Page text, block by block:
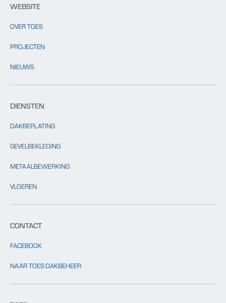
WEBSITE
OVER TOES
PROJECTEN
NIEUWS
DIENSTEN
DAKBEPLATING
GEVELBEKLEDING
METAALBEWERKING
VLOEREN
CONTACT
FACEBOOK
NAAR TOES DAKBEHEER